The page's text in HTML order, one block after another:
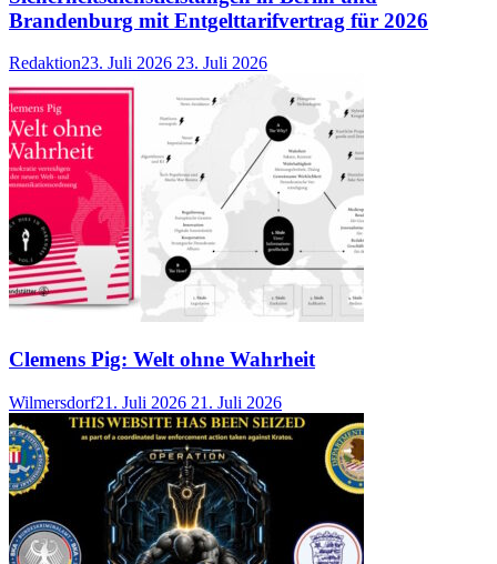
Brandenburg mit Entgelttarifvertrag für 2026
Redaktion23. Juli 2026 23. Juli 2026
Clemens Pig: Welt ohne Wahrheit
Wilmersdorf21. Juli 2026 21. Juli 2026